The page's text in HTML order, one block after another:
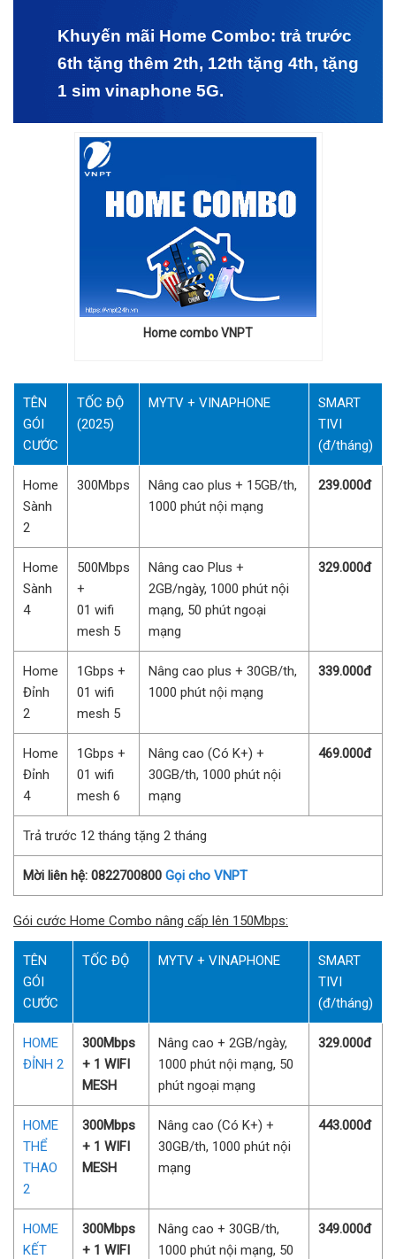
Khuyến mãi Home Combo: trả trước
6th tặng thêm 2th, 12th tặng 4th, tặng
1 sim vinaphone 5G.
Home combo VNPT
TÊN
GÓI
CƯỚC
TỐC ĐỘ
(2025)
MYTV + VINAPHONE
SMART
TIVI
(đ/tháng)
Home
Sành
2
300Mbps
Nâng cao plus + 15GB/th,
1000 phút nội mạng
239.000đ
Home
Sành
4
500Mbps
+
01 wifi
mesh 5
Nâng cao Plus +
2GB/ngày, 1000 phút nội
mạng, 50 phút ngoại
mạng
329.000đ
Home
Đỉnh
2
1Gbps +
01 wifi
mesh 5
Nâng cao plus + 30GB/th,
1000 phút nội mạng
339.000đ
Home
Đỉnh
4
1Gbps +
01 wifi
mesh 6
Nâng cao (Có K+) +
30GB/th, 1000 phút nội
mạng
469.000đ
Trả trước 12 tháng tặng 2 tháng
Mời liên hệ: 0822700800 Gọi cho VNPT
Gói cước Home Combo nâng cấp lên 150Mbps:
TÊN
GÓI
CƯỚC
TỐC ĐỘ MYTV + VINAPHONE
SMART
TIVI
(đ/tháng)
HOME
ĐỈNH 2
300Mbps
+ 1 WIFI
MESH
Nâng cao + 2GB/ngày,
1000 phút nội mạng, 50
phút ngoại mạng
329.000đ
HOME
THỂ
THAO
2
300Mbps
+ 1 WIFI
MESH
Nâng cao (Có K+) +
30GB/th, 1000 phút nội
mạng
443.000đ
HOME
KẾT
300Mbps
+ 1 WIFI
Nâng cao + 30GB/th,
1000 phút nội mạng, 50
349.000đ